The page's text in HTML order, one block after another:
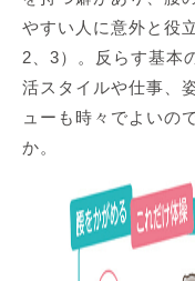
やすい人に意外と役
2、3）。反らす基本
活スタイルや仕事、
ューも時々でよいの
か。